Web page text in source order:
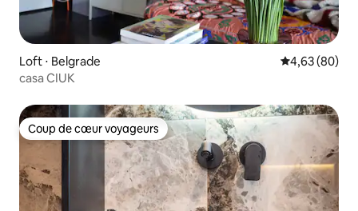
Loft ⋅ Belgrade Évaluation
4,63 (80)
casa CIUK
Coup de cœur voyageurs
Coup de cœur voyageurs